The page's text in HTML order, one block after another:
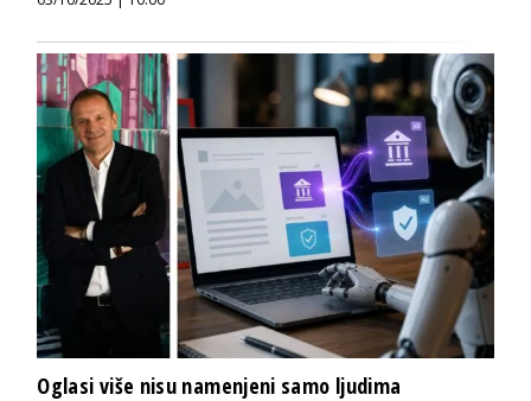
Oglasi više nisu namenjeni samo ljudima